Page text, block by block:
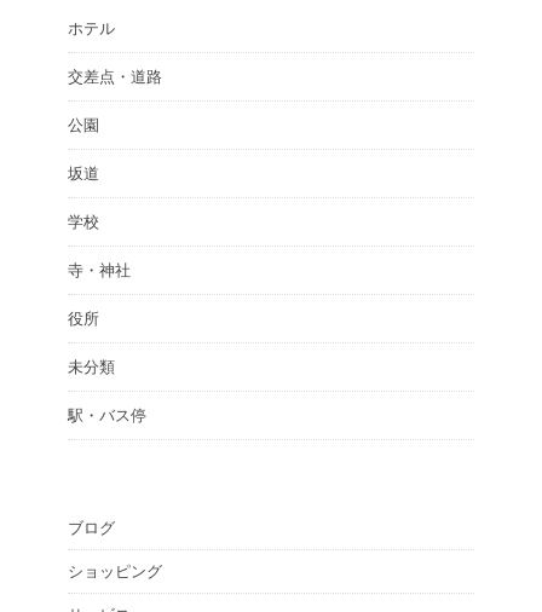
ホテル
交差点・道路
公園
坂道
学校
寺・神社
役所
未分類
駅・バス停
ブログ
ショッピング